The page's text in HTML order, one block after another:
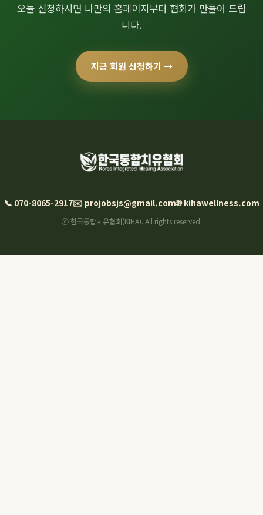
오늘 신청하시면 나만의 홈페이지부터 협회가 만들어 드립
니다.
지금 회원 신청하기 →
📞 070-8065-2917✉️ projobsjs@gmail.com🌐 kihawellness.com
ⓒ 한국통합치유협회(KIHA). All rights reserved.